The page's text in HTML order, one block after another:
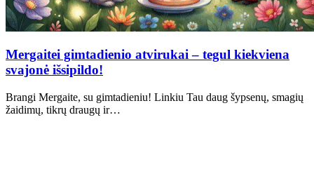
Mergaitei gimtadienio atvirukai – tegul kiekviena
svajonė išsipildo!
Brangi Mergaite, su gimtadieniu! Linkiu Tau daug šypsenų, smagių
žaidimų, tikrų draugų ir…